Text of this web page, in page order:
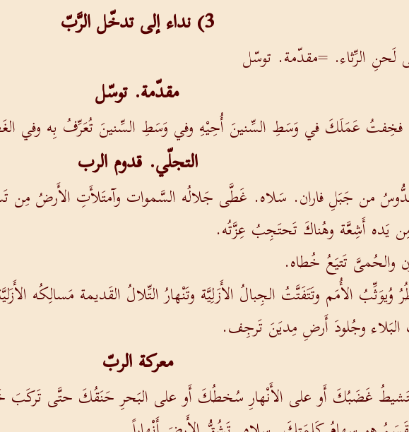
3) نداء إلى تدخّل الرَّبّ
لَحنِ الرِّثاء. =مقدّمة. توسّل
مقدّمة. توسّل
عَمَلَكَ في وَسَطِ السِّنينَ أُحِيْهِ وفي وَسَطِ السِّنينَ تُعَرِّفُ بِه وفي
التجلّي. قدوم الرب
من جَبَلِ فاران. سَلاه. غَطَّى جَلالُه السَّموات وآمتَلأَتِ الأَرضُ مِن
مِن يَده أَشِعَّة وهُناكَ تَحتَجِبُ عِزَّتُه.
والحُمىَّ تَتيَعُ خُطاه.
الأُمَم وتَتَفَتَّتُ الجِبالُ الأَزَلِيَّة وتَنْهارُ التِّلالُ القَديمة مَسالِكُه
وجُلودَ أَرضِ مِديَنَ تَرجِف.
معركة الربّ
غَضَبُكَ أَو على الأَنْهارِ سُخطُكَ أَو على البَحرِ حَنَقُكَ حتَّى